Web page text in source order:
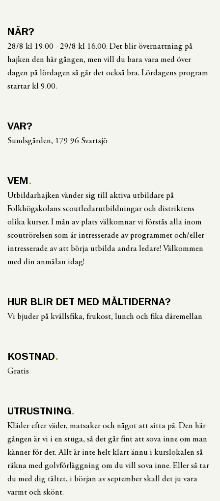
NÄR?
28/8 kl 19.00 - 29/8 kl 16.00. Det blir övernattning på
hajken den här gången, men vill du bara vara med över
dagen på lördagen så går det också bra. Lördagens program
startar kl 9.00.
VAR?
Sundsgården, 179 96 Svartsjö
VEM
Utbildarhajken vänder sig till aktiva utbildare på
Folkhögskolans scoutledarutbildningar och distriktens
olika kurser. I mån av plats välkomnar vi förstås alla inom
scoutrörelsen som är intresserade av programmet och/eller
intresserade av att börja utbilda andra ledare! Välkommen
med din anmälan idag!
HUR BLIR DET MED MÅLTIDERNA?
Vi bjuder på kvällsfika, frukost, lunch och fika däremellan
KOSTNAD
Gratis
UTRUSTNING
Kläder efter väder, matsaker och något att sitta på. Den här
gången är vi i en stuga, så det går fint att sova inne om man
känner för det. Allt är inte helt klart ännu i kurslokalen så
räkna med golvförläggning om du vill sova inne. Eller så tar
du med dig tältet, i början av september skall det ju vara
varmt och skönt.